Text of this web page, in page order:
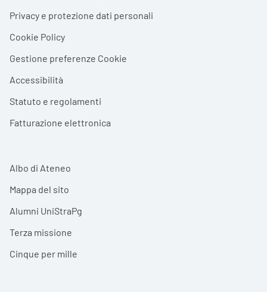
Privacy e protezione dati personali
Cookie Policy
Gestione preferenze Cookie
Accessibilità
Statuto e regolamenti
Fatturazione elettronica
Albo di Ateneo
Mappa del sito
Alumni UniStraPg
Terza missione
Cinque per mille